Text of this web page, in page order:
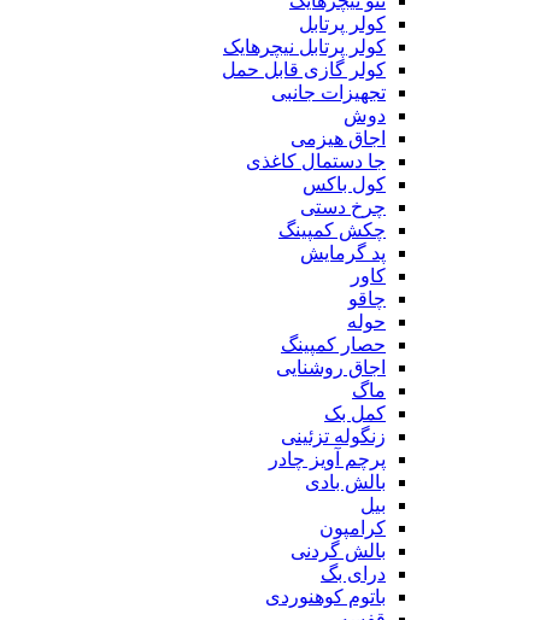
کولر پرتابل
کولر پرتابل نیچرهایک
کولر گازی قابل حمل
تجهیزات جانبی
دوش
اجاق هیزمی
جا دستمال کاغذی
کول باکس
چرخ دستی
چکش کمپینگ
پد گرمایش
کاور
چاقو
حوله
حصار کمپینگ
اجاق روشنایی
ماگ
کمل بک
زنگوله تزئینی
پرچم آویز چادر
بالش بادی
بیل
کرامپون
بالش گردنی
درای بگ
باتوم کوهنوردی